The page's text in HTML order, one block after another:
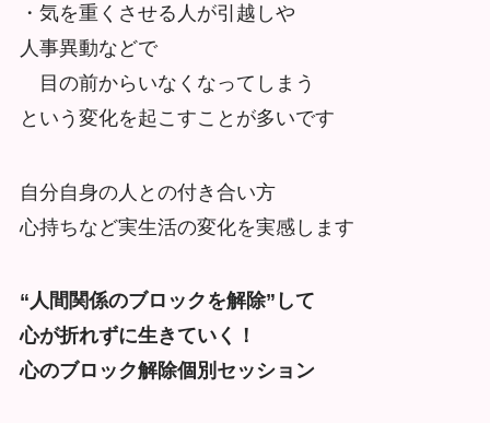
・気を重くさせる人が引越しや
人事異動などで
目の前からいなくなってしまう
という変化を起こすことが多いです
自分自身の人との付き合い方
心持ちなど実生活の変化を実感します
“人間関係のブロックを解除”して
心が折れずに生きていく！
心のブロック解除個別セッション